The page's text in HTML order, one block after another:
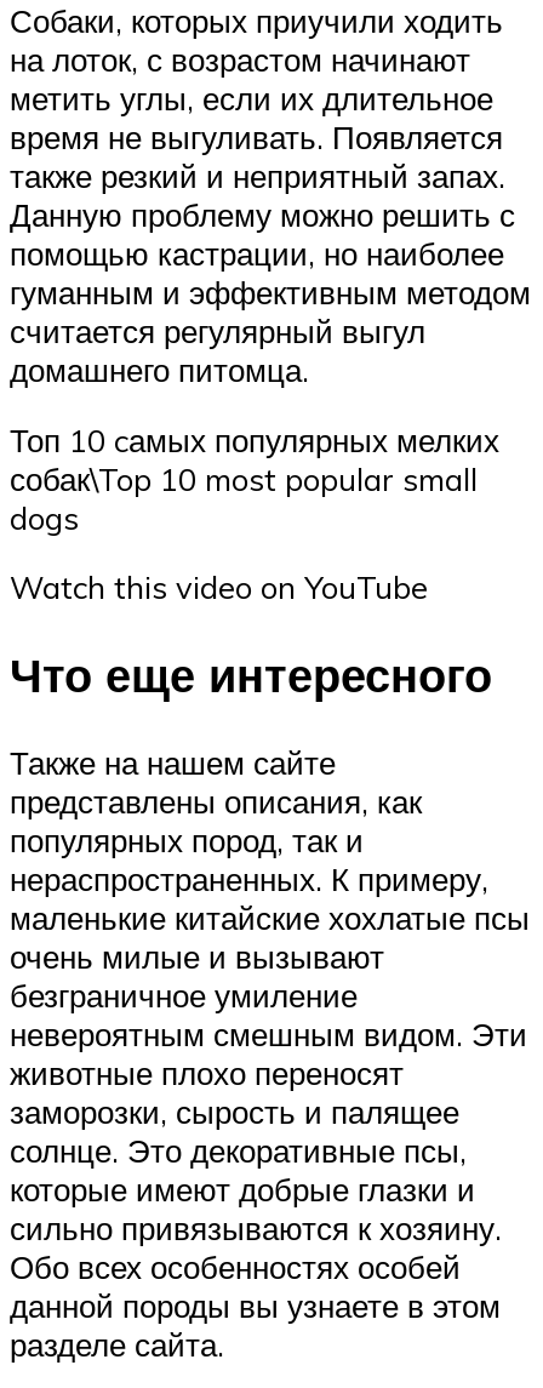
Собаки, которых приучили ходить
на лоток, с возрастом начинают
метить углы, если их длительное
время не выгуливать. Появляется
также резкий и неприятный запах.
Данную проблему можно решить с
помощью кастрации, но наиболее
гуманным и эффективным методом
считается регулярный выгул
домашнего питомца.
Топ 10 cамых популярных мелких
собак\Top 10 most popular small
dogs
Watch this video on YouTube
Что еще интересного
Также на нашем сайте
представлены описания, как
популярных пород, так и
нераспространенных. К примеру,
маленькие китайские хохлатые псы
очень милые и вызывают
безграничное умиление
невероятным смешным видом. Эти
животные плохо переносят
заморозки, сырость и палящее
солнце. Это декоративные псы,
которые имеют добрые глазки и
сильно привязываются к хозяину.
Обо всех особенностях особей
данной породы вы узнаете в этом
разделе сайта.